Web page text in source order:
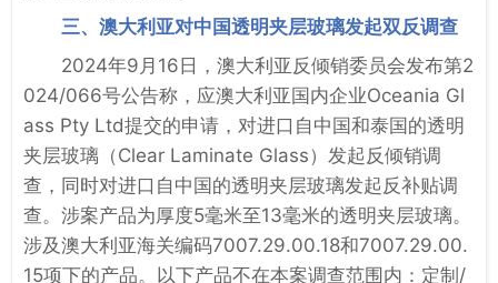
三、澳大利亚对中国透明夹层玻璃发起双反调查
2024年9月16日，澳大利亚反倾销委员会发布第2
024/066号公告称，应澳大利亚国内企业Oceania Gl
ass Pty Ltd提交的申请，对进口自中国和泰国的透明
夹层玻璃（Clear Laminate Glass）发起反倾销调
查，同时对进口自中国的透明夹层玻璃发起反补贴调
查。涉案产品为厚度5毫米至13毫米的透明夹层玻璃。
涉及澳大利亚海关编码7007.29.00.18和7007.29.00.
15项下的产品。以下产品不在本案调查范围内：定制/